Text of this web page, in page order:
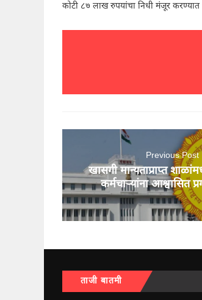
कोटी ८७ लाख रुपयांचा निधी मंजूर
Previous Post
खासगी मान्यताप्राप्त
कर्मचाऱ्यांना आश्वासित
ताजी बातमी